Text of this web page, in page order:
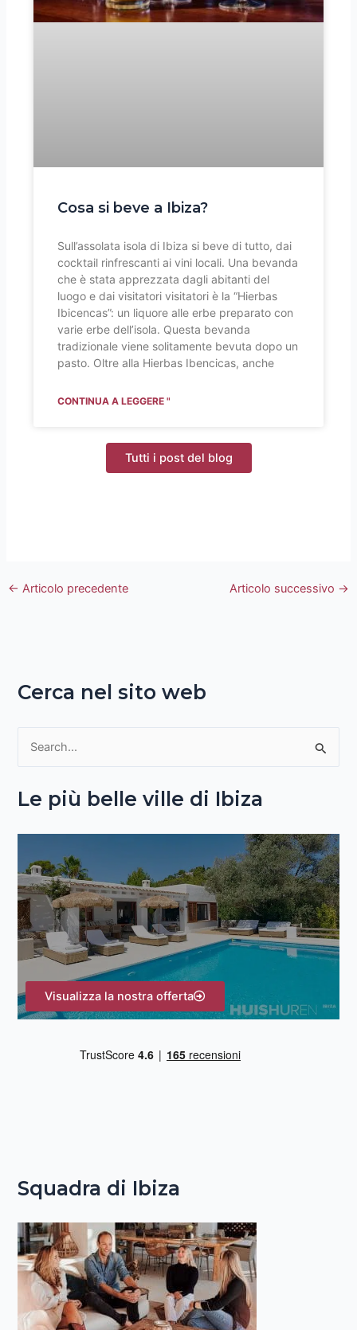
Cosa si beve a Ibiza?
Sull’assolata isola di Ibiza si beve di tutto, dai
cocktail rinfrescanti ai vini locali. Una bevanda
che è stata apprezzata dagli abitanti del
luogo e dai visitatori visitatori è la “Hierbas
Ibicencas”: un liquore alle erbe preparato con
varie erbe dell’isola. Questa bevanda
tradizionale viene solitamente bevuta dopo un
pasto. Oltre alla Hierbas Ibencicas, anche
CONTINUA A LEGGERE "
Tutti i post del blog
← Articolo precedente Articolo successivo →
Cerca nel sito web
rLe più belle ville di Ibiza
Visualizza la nostra offerta
Squadra di Ibiza